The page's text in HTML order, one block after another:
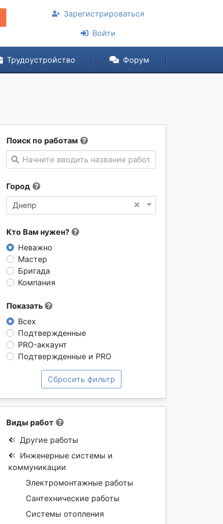
Зарегистрироваться
Войти
Трудоустройство Форум
Поиск по работам
Начните вводить название работы
Город
×
Днепр
Кто Вам нужен?
Неважно
Мастер
Бригада
Компания
Показать
Всех
Подтвержденные
PRO-аккаунт
Подтвержденные и PRO
Сбросить фильтр
Виды работ
Другие работы
Инженерные системы и
коммуникации
Электромонтажные работы
Сантехнические работы
Системы отопления